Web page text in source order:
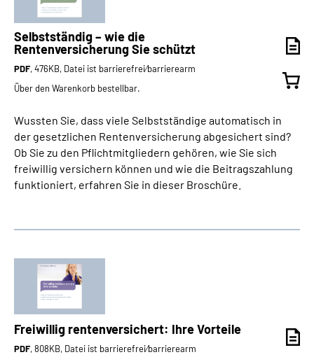
Selbstständig – wie die
Rentenversicherung Sie schützt
PDF, 476KB, Datei ist barrierefrei⁄barrierearm
Über den Warenkorb bestellbar.
Wussten Sie, dass viele Selbstständige automatisch in
der gesetzlichen Rentenversicherung abgesichert sind?
Ob Sie zu den Pflichtmitgliedern gehören, wie Sie sich
freiwillig versichern können und wie die Beitragszahlung
funktioniert, erfahren Sie in dieser Broschüre.
Freiwillig rentenversichert: Ihre Vorteile
PDF, 808KB, Datei ist barrierefrei⁄barrierearm